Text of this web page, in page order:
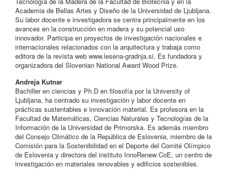
Academia de Bellas Artes y Diseño de la Universidad de Ljubljana.
Su labor docente e investigadora se centra principalmente en los
avances en la construcción en madera y su potencial uso
innovador. Participa en proyectos de investigación nacionales e
internacionales relacionados con la arquitectura y trabaja como
editora de la revista web www.lesena-gradnja.si. Es fundadora y
organizadora del Slovenian National Award Wood Prize.
Andreja Kutnar
Bachiller en ciencias y Ph.D en filosofía por la University of
Ljubljana, ha centrado su investigación y labor docente en
prácticas sustentables e innovación material. Es profesora en la
Facultad de Matemáticas, Ciencias Naturales y Tecnologías de la
Información de la Universidad de Primorska. Es además miembro
del Consejo Climático de la República de Eslovenia, miembro de la
Comisión para la Sostenibilidad en el Deporte del Comité Olímpico
de Eslovenia y directora del instituto InnoRenew CoE, un centro de
investigación en materiales renovables y edificios sostenibles.